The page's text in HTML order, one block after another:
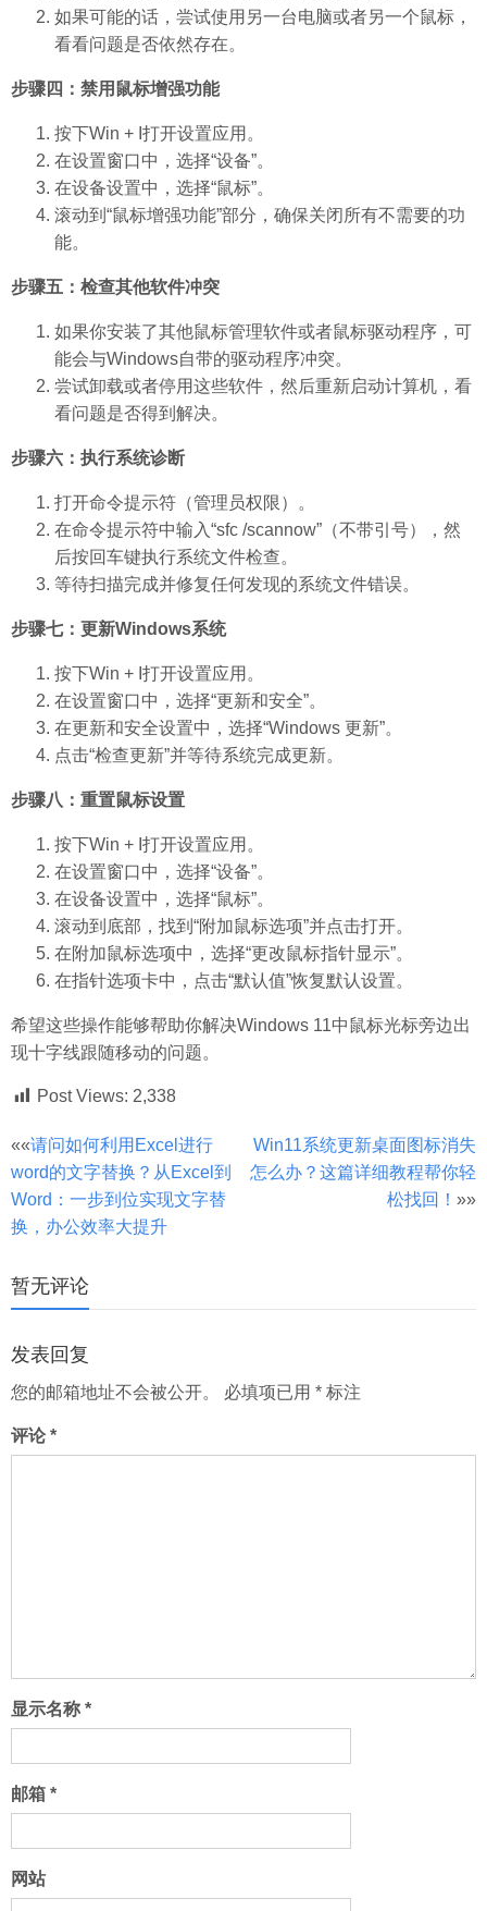
如果可能的话，尝试使用另一台电脑或者另一个鼠标，
看看问题是否依然存在。
步骤四：禁用鼠标增强功能
按下Win + I打开设置应用。
在设置窗口中，选择“设备”。
在设备设置中，选择“鼠标”。
滚动到“鼠标增强功能”部分，确保关闭所有不需要的功
能。
步骤五：检查其他软件冲突
如果你安装了其他鼠标管理软件或者鼠标驱动程序，可
能会与Windows自带的驱动程序冲突。
尝试卸载或者停用这些软件，然后重新启动计算机，看
看问题是否得到解决。
步骤六：执行系统诊断
打开命令提示符（管理员权限）。
在命令提示符中输入“sfc /scannow”（不带引号），然
后按回车键执行系统文件检查。
等待扫描完成并修复任何发现的系统文件错误。
步骤七：更新Windows系统
按下Win + I打开设置应用。
在设置窗口中，选择“更新和安全”。
在更新和安全设置中，选择“Windows 更新”。
点击“检查更新”并等待系统完成更新。
步骤八：重置鼠标设置
按下Win + I打开设置应用。
在设置窗口中，选择“设备”。
在设备设置中，选择“鼠标”。
滚动到底部，找到“附加鼠标选项”并点击打开。
在附加鼠标选项中，选择“更改鼠标指针显示”。
在指针选项卡中，点击“默认值”恢复默认设置。
希望这些操作能够帮助你解决Windows 11中鼠标光标旁边出
现十字线跟随移动的问题。
Post Views: 2,338
文
章
分
««请问如何利用Excel进行
word的文字替换？从Excel到
Word：一步到位实现文字替
换，办公效率大提升
Win11系统更新桌面图标消失
怎么办？这篇详细教程帮你轻
松找回！ »»
暂无评论
发表回复
您的邮箱地址不会被公开。 必填项已用 * 标注
评论*
显示名称 *
邮箱 *
网站